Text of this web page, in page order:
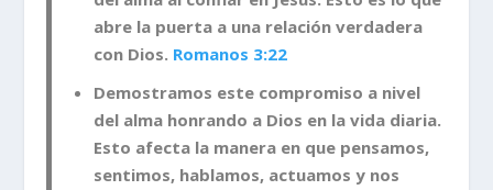
abre la puerta a una relación verdadera
con Dios. Romanos 3:22
Demostramos este compromiso a nivel
del alma honrando a Dios en la vida diaria.
Esto afecta la manera en que pensamos,
sentimos, hablamos, actuamos y nos